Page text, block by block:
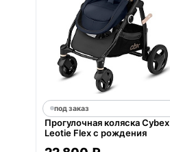
под заказ
Прогулочная коляска Cybex
Leotie Flex с рождения